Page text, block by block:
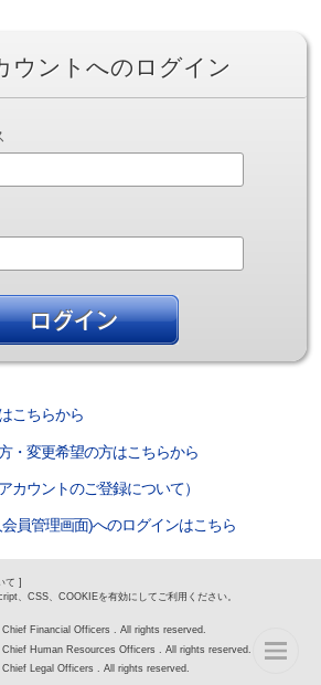
ウントへのログイン
こちらから
・変更希望の方はこちらから
カウントのご登録について）
員管理画面)へのログインはこちら
て ]
、CSS、COOKIEを有効にしてご利用ください。
Financial Officers . All rights reserved.
Human Resources Officers . All rights reserved.
Legal Officers . All rights reserved.